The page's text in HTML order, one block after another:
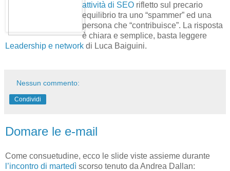
attività di SEO rifletto sul precario
equilibrio tra uno “spammer” ed una
persona che “contribuisce”. La risposta
è chiara e semplice, basta leggere
Leadership e network di Luca Baiguini.
Nessun commento:
Condividi
Domare le e-mail
Come consuetudine, ecco le slide viste assieme durante
l’incontro di martedì scorso tenuto da Andrea Dallan: